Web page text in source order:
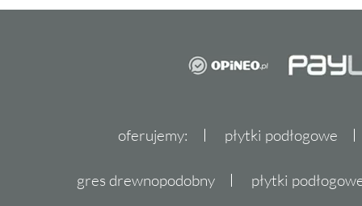
oferujemy: płytki podłogowe
gres drewnopodobny płytki